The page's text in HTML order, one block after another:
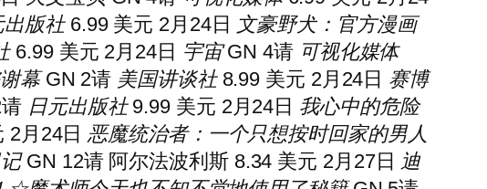
出版社6.99 美元 2月24日 文豪野犬：官方漫画
6.99 美元 2月24日 宇宙GN 4请 可视化媒体
幕GN 2请 美国讲谈社8.99 美元 2月24日 赛博
请 日元出版社9.99 美元 2月24日 我心中的危险
2月24日恶魔统治者：一个只想按时回家的男人
GN 12请阿尔法波利斯 8.34 美元 2月27日 迪